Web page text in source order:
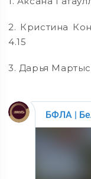
2. Кристина
4.15
3. Дарья